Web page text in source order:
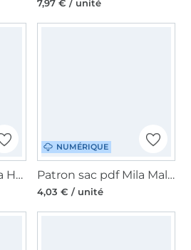
7,97 € / unité
Patron sac pdf Vylba Hansedelli, en allemand
NUMÉRIQUE
Patron sac pdf Mila Malomi, en francais
4,03 € / unité